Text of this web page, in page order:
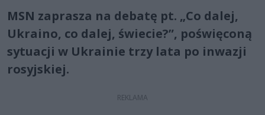
MSN zaprasza na debatę pt. „Co dalej,
Ukraino, co dalej, świecie?”, poświęconą
sytuacji w Ukrainie trzy lata po inwazji
rosyjskiej.